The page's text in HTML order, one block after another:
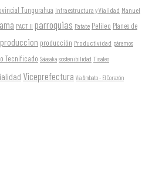
Tungurahua Infraestructura y Vialidad Manuel
PACT II parroquias Patate Pelileo Planes de
produccion producción Productividad páramos
Tecnificado Salasaka sostenibilidad Tisaleo
Viceprefectura Vía Ambato - El Corazón